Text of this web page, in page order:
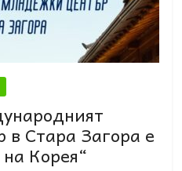
Стара Загора е
Корея“